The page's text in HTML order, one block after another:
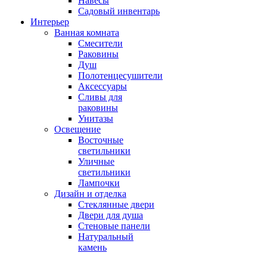
Садовый инвентарь
Интерьер
Ванная комната
Смесители
Раковины
Душ
Полотенцесушители
Аксессуары
Сливы для
раковины
Унитазы
Освещение
Восточные
светильники
Уличные
светильники
Лампочки
Дизайн и отделка
Стеклянные двери
Двери для душа
Стеновые панели
Натуральный
камень